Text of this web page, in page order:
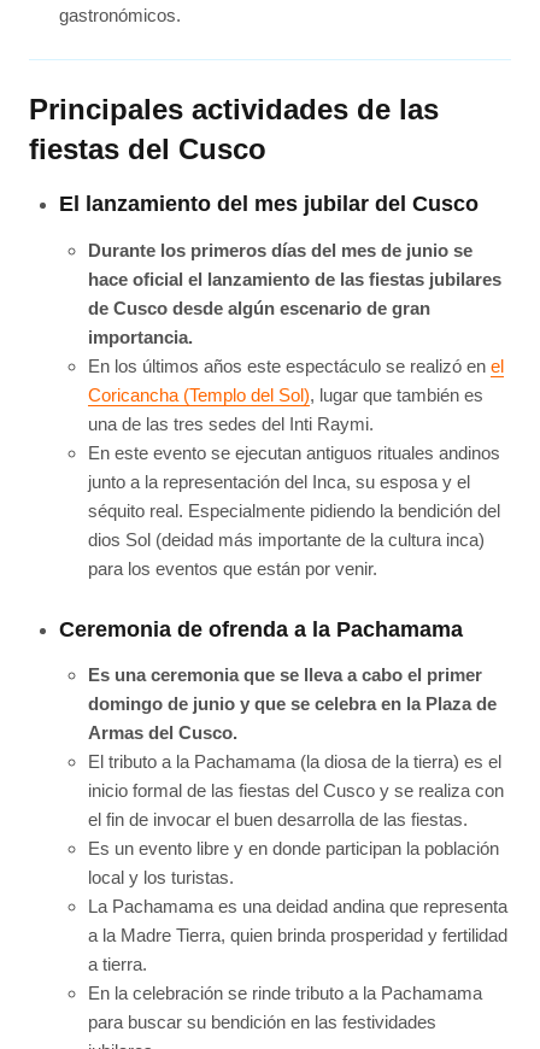
gastronómicos.
Principales actividades de las
fiestas del Cusco
El lanzamiento del mes jubilar del Cusco
Durante los primeros días del mes de junio se
hace oficial el lanzamiento de las fiestas jubilares
de Cusco desde algún escenario de gran
importancia.
En los últimos años este espectáculo se realizó en el
Coricancha (Templo del Sol), lugar que también es
una de las tres sedes del Inti Raymi.
En este evento se ejecutan antiguos rituales andinos
junto a la representación del Inca, su esposa y el
séquito real. Especialmente pidiendo la bendición del
dios Sol (deidad más importante de la cultura inca)
para los eventos que están por venir.
Ceremonia de ofrenda a la Pachamama
Es una ceremonia que se lleva a cabo el primer
domingo de junio y que se celebra en la Plaza de
Armas del Cusco.
El tributo a la Pachamama (la diosa de la tierra) es el
inicio formal de las fiestas del Cusco y se realiza con
el fin de invocar el buen desarrolla de las fiestas.
Es un evento libre y en donde participan la población
local y los turistas.
La Pachamama es una deidad andina que representa
a la Madre Tierra, quien brinda prosperidad y fertilidad
a tierra.
En la celebración se rinde tributo a la Pachamama
para buscar su bendición en las festividades